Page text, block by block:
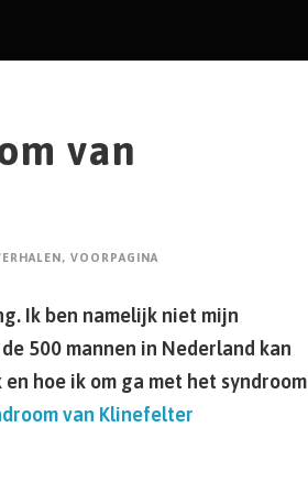
van
, VOORPAGINA
Ik ben namelijk niet mijn
500 mannen in Nederland kan
hoe ik om ga met het syndroom
van Klinefelter